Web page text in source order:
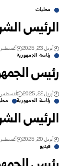
محليات
الرئيس
أبريل 23, 2025 أغسطس 19,
رئاسة الجمهورية
رئيس
أبريل 22, 2025 أغسطس 18,
رئاسة الجمهورية
الرئيس
أبريل 20, 2025 أغسطس 19,
فيديو